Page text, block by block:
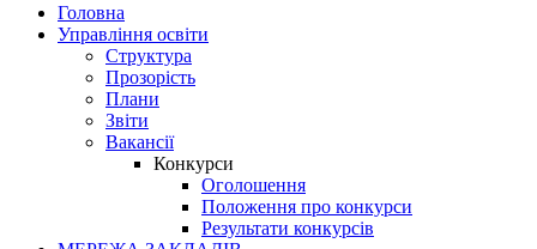
Головна
Управління освіти
Структура
Прозорість
Плани
Звіти
Вакансії
Конкурси
Оголошення
Положення про конкурси
Результати конкурсів